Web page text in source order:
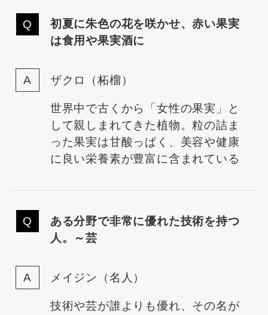
初夏に朱色の花を咲かせ、赤い果実
は食用や果実酒に
ザクロ（柘榴）
世界中で古くから「女性の果実」と
して親しまれてきた植物。粒の詰ま
った果実は甘酸っぱく、美容や健康
に良い栄養素が豊富に含まれている
ある分野で非常に優れた技術を持つ
人。～芸
メイジン（名人）
技術や芸が誰よりも優れ、その名が